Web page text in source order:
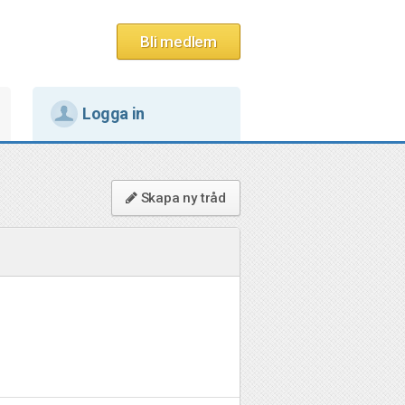
Bli medlem
Logga in
Skapa ny tråd